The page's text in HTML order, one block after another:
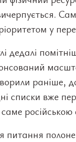
у
дедалі
раніше,
списки вже
саме
питання